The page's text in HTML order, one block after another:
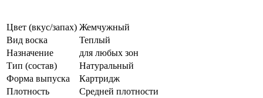
Цвет (вкус/запах) Жемчужный
Вид воска
Теплый
Назначение
для любых зон
Тип (состав)
Натуральный
Форма выпуска
Картридж
Плотность
Средней плотности